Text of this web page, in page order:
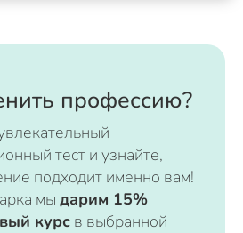
профессию?
тест и узнайте,
подходит именно вам!
мы дарим 15%
курс в выбранной